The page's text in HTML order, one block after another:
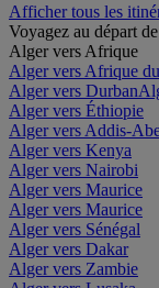
Afficher tous les
Voyagez au départ
Alger vers Afrique
Alger vers Afrique
Alger vers Durban
Alger vers Éthiopie
Alger vers Addis-
Alger vers Kenya
Alger vers Nairobi
Alger vers Maurice
Alger vers Maurice
Alger vers Sénégal
Alger vers Dakar
Alger vers Zambie